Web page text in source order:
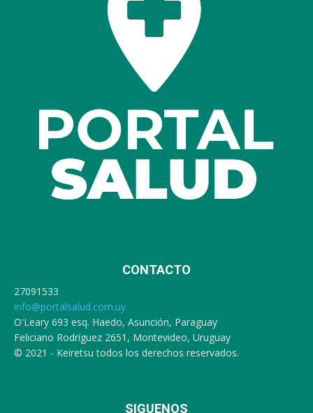
CONTACTO
27091533
info@portalsalud.com.uy
O'Leary 693 esq. Haedo, Asunción, Paraguay
Feliciano Rodríguez 2651, Montevideo, Uruguay
© 2021 - Keiretsu todos los derechos reservados.
SIGUENOS